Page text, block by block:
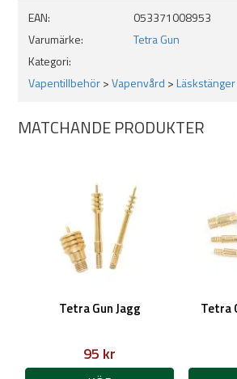
EAN:
053371008953
Varumärke:
Tetra Gun
Kategori:
Vapentillbehör>Vapenvård >Läskstänger
MATCHANDE PRODUKTER
Tetra Gun Jagg
95 kr
Tetra